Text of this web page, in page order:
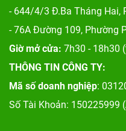
- 644/4/3 Đ.Ba Tháng Hai,
- 76A Đường 109, Phường
Giờ mở cửa: 7h30 - 18h30
THÔNG TIN CÔNG TY:
Mã số doanh nghiệp:
Số Tài Khoản: 150225999